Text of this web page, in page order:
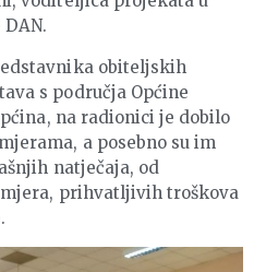
obiteljskih
s područja Općine
na radionici je dobilo
a posebno su im
natječaja, od
prihvatljivih troškova